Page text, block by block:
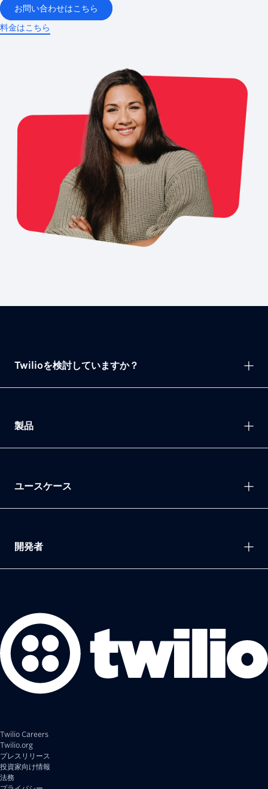
お問い合わせはこちら
料金はこちら
Twilio Careers
Twilio.org
プレスリリース
投資家向け情報
法務
Twilioを検討していますか？
製品
ユースケース
開発者